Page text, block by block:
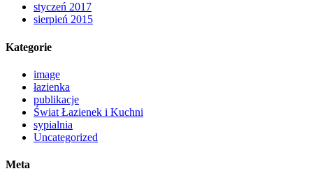
styczeń 2017
sierpień 2015
Kategorie
image
łazienka
publikacje
Świat Łazienek i Kuchni
sypialnia
Uncategorized
Meta